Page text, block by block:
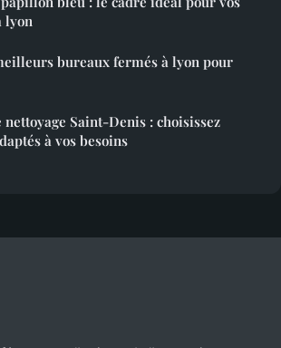
lyon
bureaux fermés à lyon pour
Saint-Denis : choisissez
à vos besoins